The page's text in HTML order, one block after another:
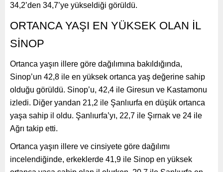
34,2’den 34,7’ye yükseldiği görüldü.
ORTANCA YAŞI EN YÜKSEK OLAN İL
SİNOP
Ortanca yaşın illere göre dağılımına bakıldığında,
Sinop’un 42,8 ile en yüksek ortanca yaş değerine sahip
olduğu görüldü. Sinop’u, 42,4 ile Giresun ve Kastamonu
izledi. Diğer yandan 21,2 ile Şanlıurfa en düşük ortanca
yaşa sahip il oldu. Şanlıurfa’yı, 22,7 ile Şırnak ve 24 ile
Ağrı takip etti.
Ortanca yaşın illere ve cinsiyete göre dağılımı
incelendiğinde, erkeklerde 41,9 ile Sinop en yüksek